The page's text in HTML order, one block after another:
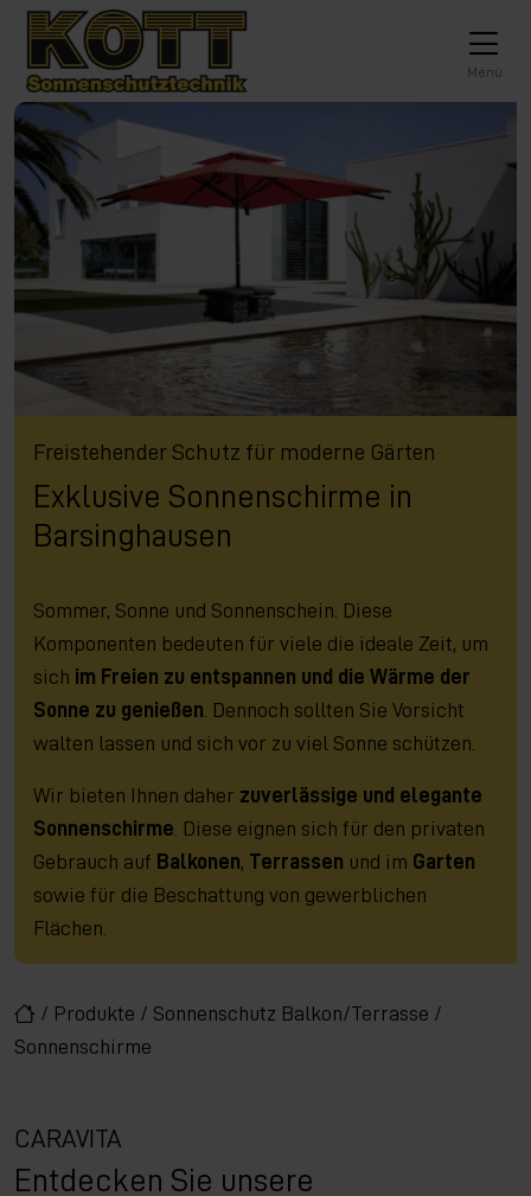
zur Top-Navigation
zur Hauptnavigation
Inhalt springen
zum Footer
Hauptnavigation Menü
/ Produkte / Sonnenschutz Balkon/Terrasse /
Sonnenschirme
Freistehender Schutz für moderne Gärten
Exklusive Sonnenschirme in
Barsinghausen
Sommer, Sonne und Sonnenschein. Diese
Komponenten bedeuten für viele die ideale Zeit, um
sich im Freien zu entspannen und die Wärme der
Sonne zu genießen . Dennoch sollten Sie Vorsicht
walten lassen und sich vor zu viel Sonne schützen.
Wir bieten Ihnen daher zuverlässige und elegante
Sonnenschirme . Diese eignen sich für den privaten
Gebrauch auf Balkonen, Terrassen und im Garten
sowie für die Beschattung von gewerblichen
Flächen.
CARAVITA
Entdecken Sie unsere